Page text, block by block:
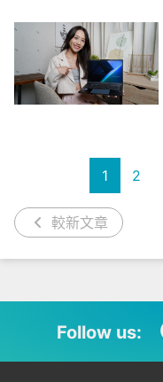
較新文章
1 2
Follow us: